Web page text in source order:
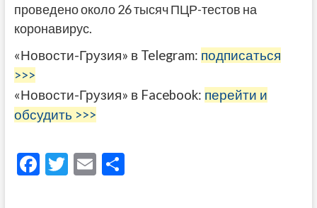
проведено около 26 тысяч ПЦР-тестов на
коронавирус.
«Новости-Грузия» в Telegram: подписаться
>>>
«Новости-Грузия» в Facebook: перейти и
обсудить >>>
F T E О